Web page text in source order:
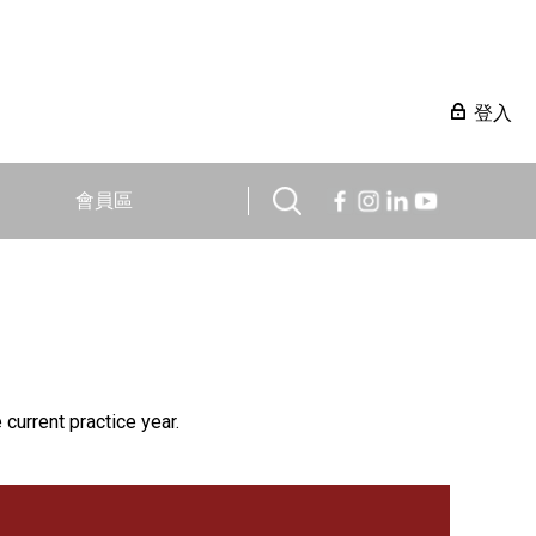
登入
會員區
practice year.